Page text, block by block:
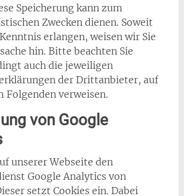
Speicherung kann zum
Zwecken dienen. Soweit
erlangen, weisen wir Sie
hin. Bitte beachten Sie
auch die jeweiligen
der Drittanbieter, auf
Folgenden verweisen.
von Google
unserer Webseite den
Google Analytics von
setzt Cookies ein. Dabei